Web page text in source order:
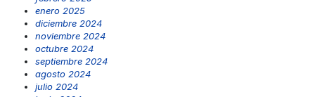
enero 2025
diciembre 2024
noviembre 2024
octubre 2024
septiembre 2024
agosto 2024
julio 2024